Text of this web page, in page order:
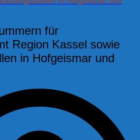
für
Region Kassel sowie
in Hofgeismar und